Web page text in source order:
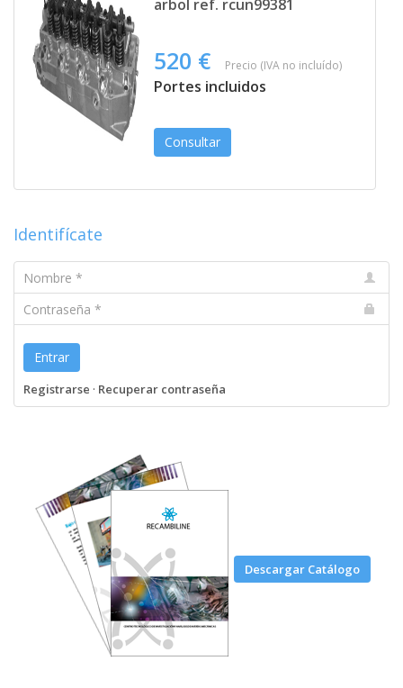
arbol ref. rcun99381
520 € Precio (IVA no incluído)
Portes incluidos
Consultar
Identifícate
Nombre
Entrar
Registrarse · Recuperar contraseña
Descargar Catálogo